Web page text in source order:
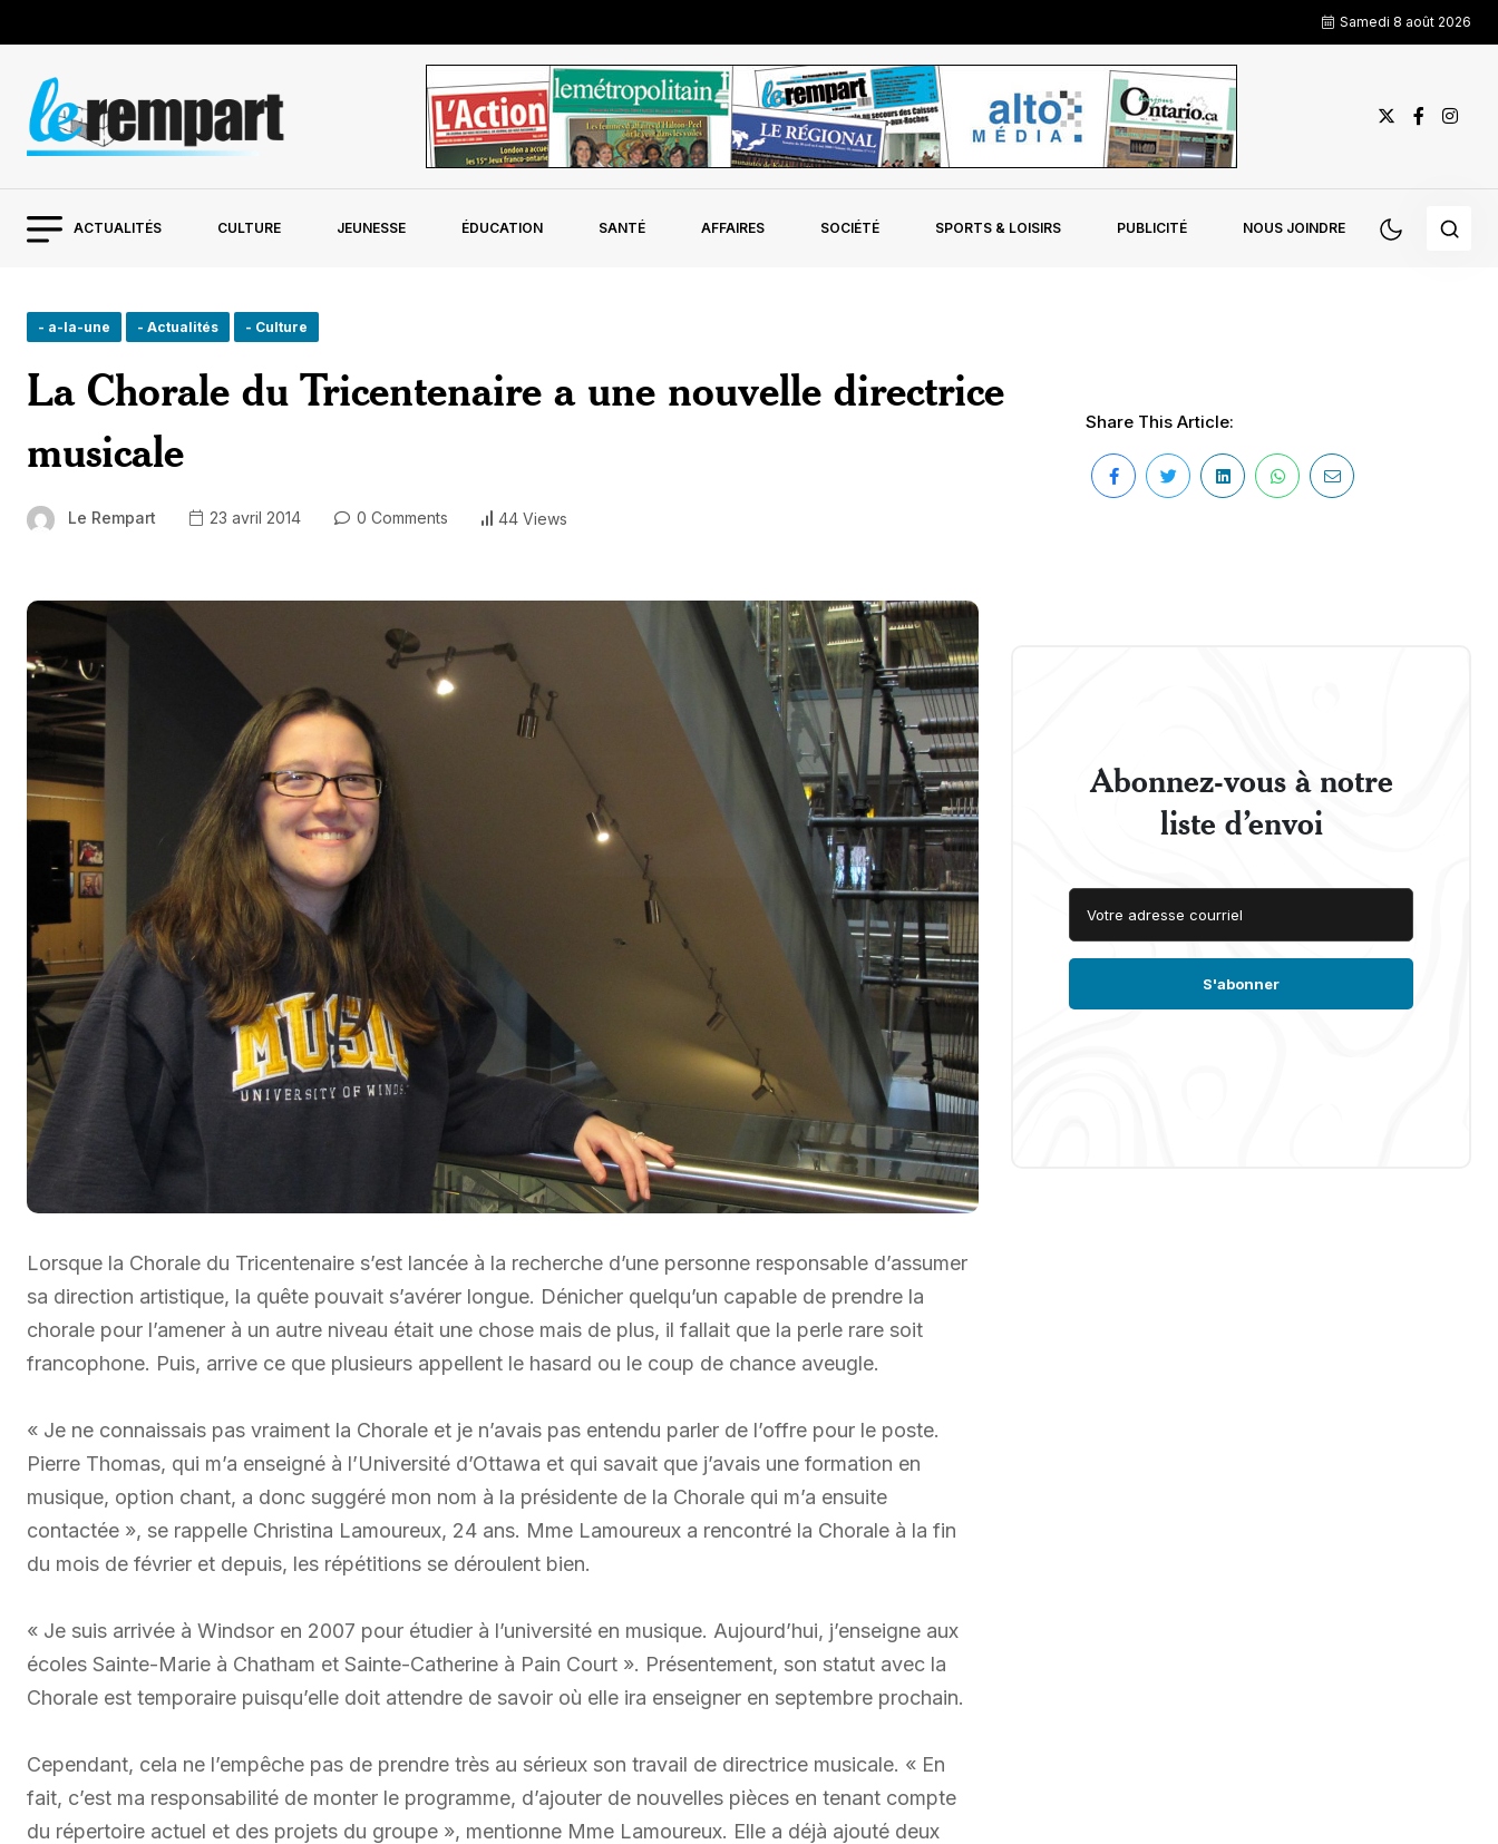
Samedi 8 août 2026
ACTUALITÉS CULTURE JEUNESSE ÉDUCATION SANTÉ AFFAIRES SOCIÉTÉ SPORTS & LOISIRS PUBLICITÉ NOUS JOINDRE
- a-la-une - Actualités - Culture
La Chorale du Tricentenaire a une nouvelle directrice
musicale
Le Rempart 23 avril 2014 0 Comments 44 Views
Share This Article:
Lorsque la Chorale du Tricentenaire s’est lancée à la recherche d’une personne responsable d’assumer
sa direction artistique, la quête pouvait s’avérer longue. Dénicher quelqu’un capable de prendre la
chorale pour l’amener à un autre niveau était une chose mais de plus, il fallait que la perle rare soit
francophone. Puis, arrive ce que plusieurs appellent le hasard ou le coup de chance aveugle.
« Je ne connaissais pas vraiment la Chorale et je n’avais pas entendu parler de l’offre pour le poste.
Pierre Thomas, qui m’a enseigné à l’Université d’Ottawa et qui savait que j’avais une formation en
musique, option chant, a donc suggéré mon nom à la présidente de la Chorale qui m’a ensuite
contactée », se rappelle Christina Lamoureux, 24 ans. Mme Lamoureux a rencontré la Chorale à la fin
du mois de février et depuis, les répétitions se déroulent bien.
« Je suis arrivée à Windsor en 2007 pour étudier à l’université en musique. Aujourd’hui, j’enseigne aux
écoles Sainte-Marie à Chatham et Sainte-Catherine à Pain Court ». Présentement, son statut avec la
Chorale est temporaire puisqu’elle doit attendre de savoir où elle ira enseigner en septembre prochain.
Cependant, cela ne l’empêche pas de prendre très au sérieux son travail de directrice musicale. « En
fait, c’est ma responsabilité de monter le programme, d’ajouter de nouvelles pièces en tenant compte
du répertoire actuel et des projets du groupe », mentionne Mme Lamoureux. Elle a déjà ajouté deux
Abonnez-vous à notre
liste d’envoi